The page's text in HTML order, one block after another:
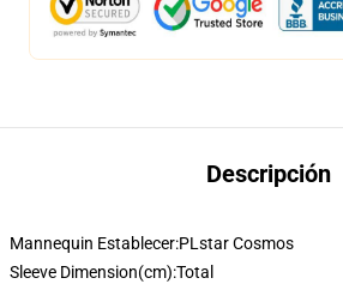
Descripción
Mannequin Establecer:PLstar Cosmos
Sleeve Dimension(cm):Total